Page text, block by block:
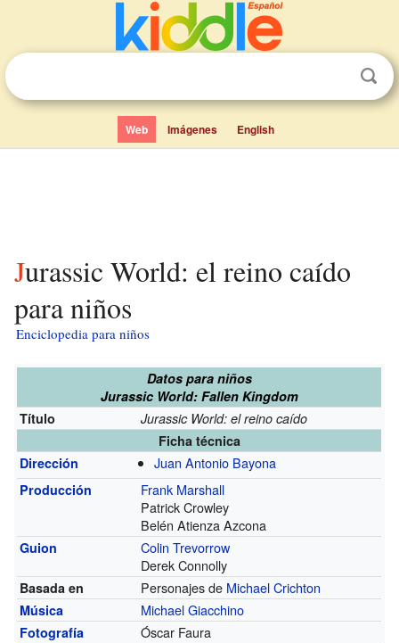
Web Imágenes English
Jurassic World: el reino caído
para niños
Enciclopedia para niños
Datos para niños
Jurassic World: Fallen Kingdom
Título
Jurassic World: el reino caído
Ficha técnica
Dirección
Juan Antonio Bayona
Producción
Frank Marshall
Patrick Crowley
Belén Atienza Azcona
Guion
Colin Trevorrow
Derek Connolly
Basada en Personajes de Michael Crichton
Música Michael Giacchino
Fotografía Óscar Faura